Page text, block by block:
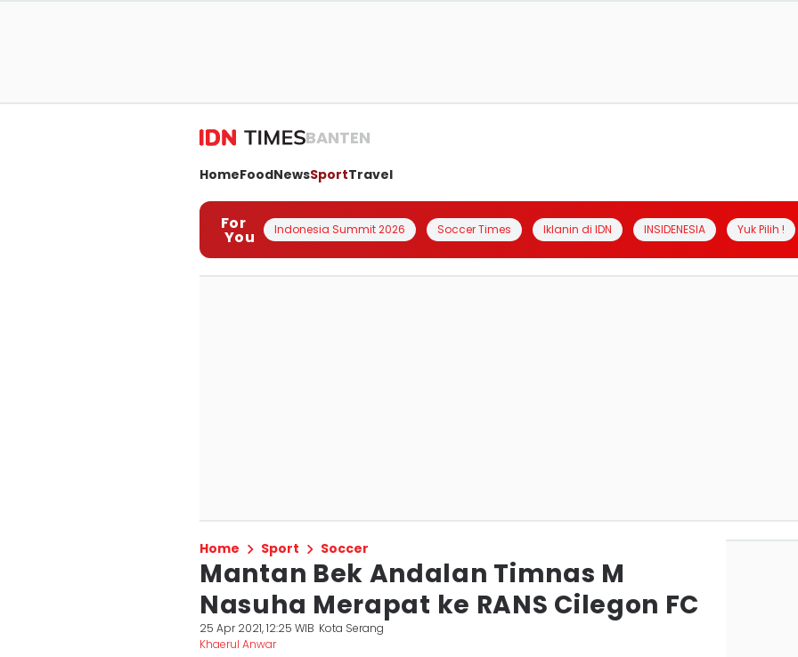
BANTEN
HomeFoodNewsSportTravel
For
You Indonesia Summit 2026 Soccer Times Iklanin di IDN INSIDENESIA Yuk Pilih !
Home Sport Soccer
Mantan Bek Andalan Timnas M
Nasuha Merapat ke RANS Cilegon FC
25 Apr 2021, 12:25 WIB Kota Serang
Khaerul Anwar